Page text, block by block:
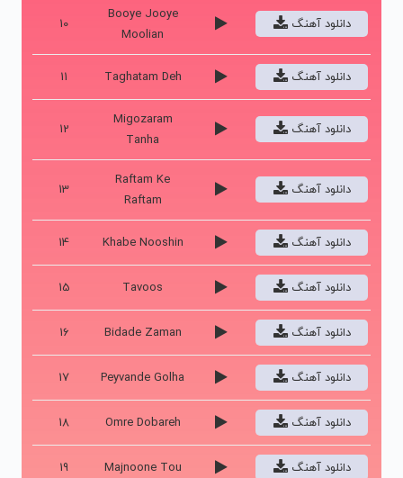
10
Booye Jooye
Moolian
دانلود آهنگ
11 Taghatam Deh دانلود آهنگ
12
Migozaram
Tanha
دانلود آهنگ
13
Raftam Ke
Raftam
دانلود آهنگ
14 Khabe Nooshin دانلود آهنگ
15 Tavoos دانلود آهنگ
16 Bidade Zaman دانلود آهنگ
17 Peyvande Golha دانلود آهنگ
18 Omre Dobareh دانلود آهنگ
19 Majnoone Tou دانلود آهنگ